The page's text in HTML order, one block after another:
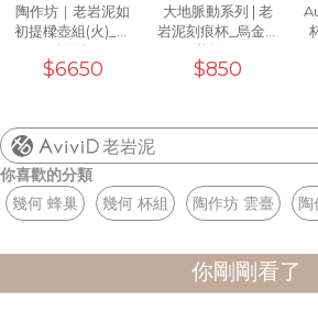
陶作坊｜老岩泥如
初提樑壺組(火)_一
壺兩杯
$6650
大地脈動系列 | 老
岩泥刻痕杯_烏金黑
(工藝款)10oz
$850
老岩泥
你喜歡的分類
幾何 蜂巢
幾何 杯組 陶作坊 雲臺 陶
你剛剛看了